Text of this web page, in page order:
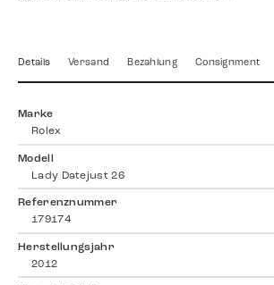
Details Versand Bezahlung Consignment
Marke
Rolex
Modell
Lady Datejust 26
Referenznummer
179174
Herstellungsjahr
2012